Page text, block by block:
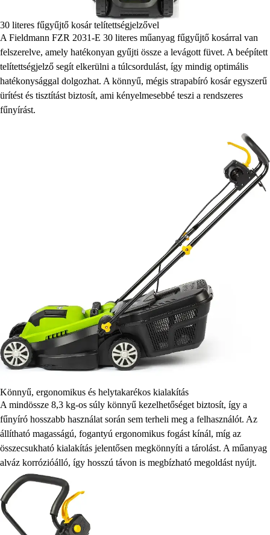
30 literes fűgyűjtő kosár telítettségjelzővel
A Fieldmann FZR 2031-E 30 literes műanyag fűgyűjtő kosárral van
felszerelve, amely hatékonyan gyűjti össze a levágott füvet. A beépített
telítettségjelző segít elkerülni a túlcsordulást, így mindig optimális
hatékonysággal dolgozhat. A könnyű, mégis strapabíró kosár egyszerű
ürítést és tisztítást biztosít, ami kényelmesebbé teszi a rendszeres
fűnyírást.
Könnyű, ergonomikus és helytakarékos kialakítás
A mindössze 8,3 kg-os súly könnyű kezelhetőséget biztosít, így a
fűnyíró hosszabb használat során sem terheli meg a felhasználót. Az
állítható magasságú, fogantyú ergonomikus fogást kínál, míg az
összecsukható kialakítás jelentősen megkönnyíti a tárolást. A műanyag
alváz korrózióálló, így hosszú távon is megbízható megoldást nyújt.